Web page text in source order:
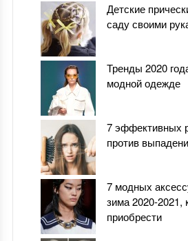
Детские
саду своими
Тренды 2020
модной одежде
7 эффективных
против
7 модных
зима 2020-2021,
приобрести